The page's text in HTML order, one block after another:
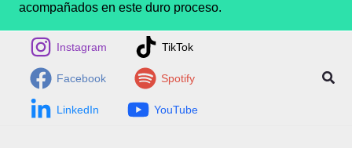
acompañados en este duro proceso.
Instagram TikTok
Facebook Spotify
LinkedIn YouTube